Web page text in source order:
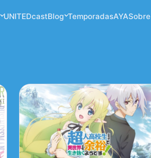
UNITEDcastBlog TemporadasAYASobre